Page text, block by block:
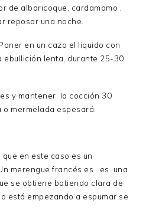
de albaricoque, cardamomo ,
reposar una noche.
en un cazo el liquido con
ebullición lenta, durante 25-30
y mantener la cocción 30
o mermelada espesará.
en este caso es un
merengue francés es es una
se obtiene batiendo clara de
está empezando a espumar se